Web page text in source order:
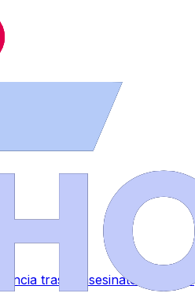
tras el asesinato de Laura